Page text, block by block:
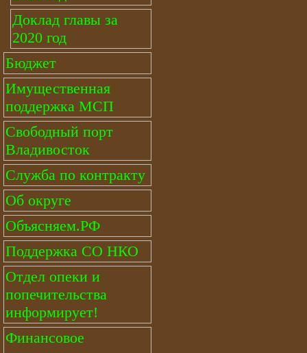
Доклад главы за
2020 год
Бюджет
Имущественная
поддержка МСП
Свободный порт
Владивосток
Служба по контракту
Об округе
Объясняем.РФ
Поддержка СО НКО
Отдел опеки и
попечительства
информирует!
Финансовое